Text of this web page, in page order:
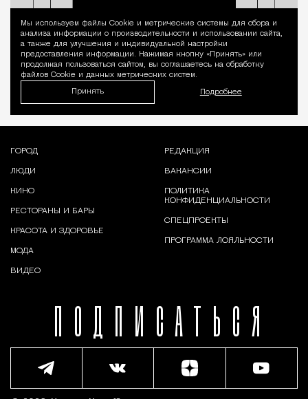
Уведомление
Мы используем файлы Сookie и метрические системы для сбора и
анализа информации о производительности и использовании сайта,
а также для улучшения и индивидуальной настройки
предоставления информации. Нажимая кнопку «Принять» или
продолжая пользоваться сайтом, вы соглашаетесь на обработку
файлов Cookie и данных метрических систем.
Принять Подробнее
ПОДПИСАТЬСЯ
ГОРОД
ЛЮДИ
КИНО
РЕСТОРАНЫ И БАРЫ
КРАСОТА И ЗДОРОВЬЕ
МОДА
ВИДЕО
РЕДАКЦИЯ
ВАКАНСИИ
ПОЛИТИКА
КОНФИДЕНЦИАЛЬНОСТИ
СПЕЦПРОЕКТЫ
ПРОГРАММА ЛОЯЛЬНОСТИ